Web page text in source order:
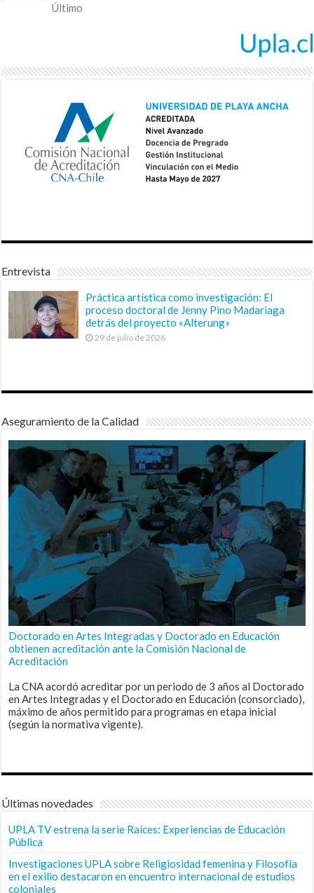
Último
Entrevista
Práctica artística como investigación: El
proceso doctoral de Jenny Pino Madariaga
detrás del proyecto «Alterung»
29 de julio de 2026
Aseguramiento de la Calidad
Doctorado en Artes Integradas y Doctorado en Educación
obtienen acreditación ante la Comisión Nacional de
Acreditación
La CNA acordó acreditar por un periodo de 3 años al Doctorado
en Artes Integradas y el Doctorado en Educación (consorciado),
máximo de años permitido para programas en etapa inicial
(según la normativa vigente).
Últimas novedades
UPLA TV estrena la serie Raíces: Experiencias de Educación
Pública
Investigaciones UPLA sobre Religiosidad femenina y Filosofía
en el exilio destacaron en encuentro internacional de estudios
coloniales